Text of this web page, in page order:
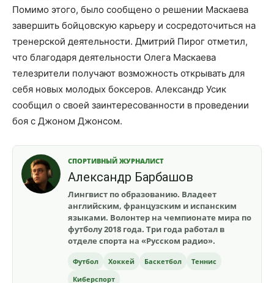
Помимо этого, было сообщено о решении Маскаева
завершить бойцовскую карьеру и сосредоточиться на
тренерской деятельности. Дмитрий Пирог отметил,
что благодаря деятельности Олега Маскаева
телезрители получают возможность открывать для
себя новых молодых боксеров. Александр Усик
сообщил о своей заинтересованности в проведении
боя с Джоном Джонсом.
СПОРТИВНЫЙ ЖУРНАЛИСТ
Александр Барбашов
Лингвист по образованию. Владеет
английским, французским и испанским
языками. Волонтер на чемпионате мира по
футболу 2018 года. Три года работал в
отделе спорта на «Русском радио».
Футбол Хоккей Баскетбол
Теннис
Киберспорт